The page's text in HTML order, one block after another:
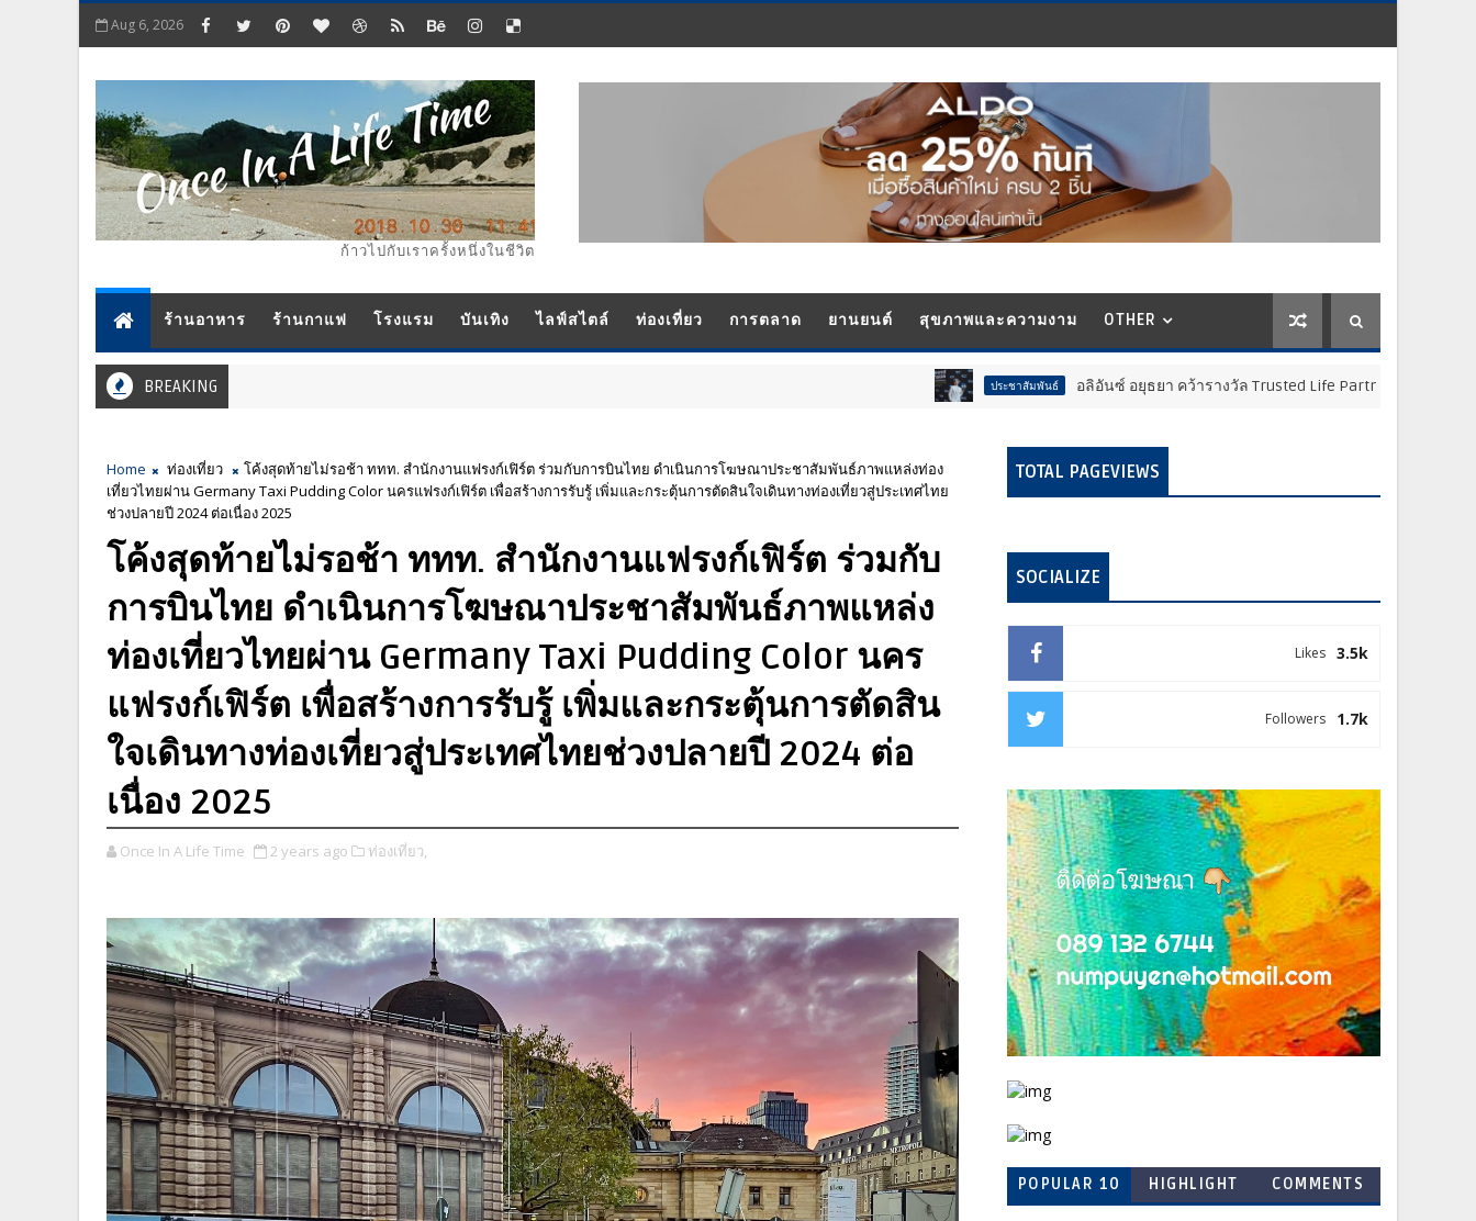
Aug 6, 2026
ก้าวไปกับเราครั้งหนึ่งในชีวิต
ร้านอาหาร ร้านกาแฟ โรงแรม บันเทิง ไลฟ์สไตล์ ท่องเที่ยว การตลาด ยานยนต์ สุขภาพและความงาม OTHER
BREAKING ประชาสัมพันธ์ อลิอันซ์ อยุธยา คว้ารางวัล Trusted Life Partner Award ในงาน Brand
Home ท่องเที่ยว
โค้งสุดท้ายไม่รอช้า ททท. สำนักงานแฟรงก์เฟิร์ต ร่วมกับการบินไทย ดำเนินการโฆษณาประชาสัมพันธ์ภาพแหล่งท่อง
เที่ยวไทยผ่าน Germany Taxi Pudding Color นครแฟรงก์เฟิร์ต เพื่อสร้างการรับรู้ เพิ่มและกระตุ้นการตัดสินใจเดินทางท่องเที่ยวสู่ประเทศไทย
ช่วงปลายปี 2024 ต่อเนื่อง 2025
โค้งสุดท้ายไม่รอช้า ททท. สำนักงานแฟรงก์เฟิร์ต ร่วมกับ
การบินไทย ดำเนินการโฆษณาประชาสัมพันธ์ภาพแหล่ง
ท่องเที่ยวไทยผ่าน Germany Taxi Pudding Color นคร
แฟรงก์เฟิร์ต เพื่อสร้างการรับรู้ เพิ่มและกระตุ้นการตัดสิน
ใจเดินทางท่องเที่ยวสู่ประเทศไทยช่วงปลายปี 2024 ต่อ
เนื่อง 2025
Once In A Life Time 2 years ago ท่องเที่ยว,
TOTAL PAGEVIEWS
SOCIALIZE
3.5k
Likes
1.7k
Followers
POPULAR 10 HIGHLIGHT COMMENTS